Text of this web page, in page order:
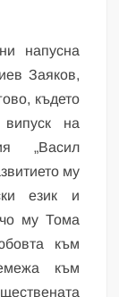
напусна
Заяков,
където
на
„Васил
му
език и
му Тома
към
към